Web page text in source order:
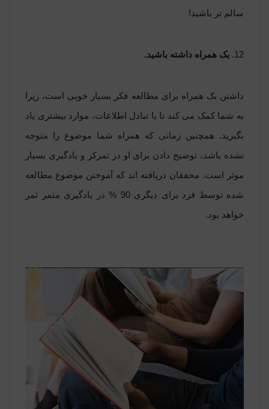
سالم تر باشید!
12. یک همراه داشته باشید.
داشتن یک همراه برای مطالعه فکر بسیار خوبی است، زیرا
به شما کمک می کند تا با تبادل اطلاعات، موارد بیشتری یاد
بگیرید. همچنین زمانی که همراه شما موضوع را متوجه
نشده باشد، توضیح دادن برای او در تمرکز و یادگیری بسیار
موثر است. محققان دریافته اند که آموختن موضوع مطالعه
شده توسط فرد برای دیگری 90 % در یادگیری مثمر ثمر
خواهد بود.